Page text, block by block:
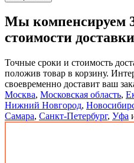
Мы компенсируем
стоимости
Точные сроки и стоимость
положив товар в корзину.
своевременно доставит ваш
Москва, Московская область,
Нижний Новгород,
Самара, Санкт-Петербург, Уфа